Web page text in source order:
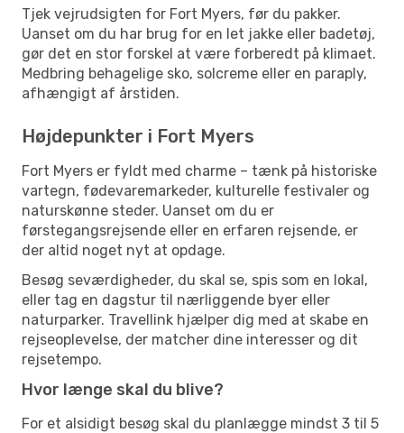
Tjek vejrudsigten for Fort Myers, før du pakker.
Uanset om du har brug for en let jakke eller badetøj,
gør det en stor forskel at være forberedt på klimaet.
Medbring behagelige sko, solcreme eller en paraply,
afhængigt af årstiden.
Højdepunkter i Fort Myers
Fort Myers er fyldt med charme – tænk på historiske
vartegn, fødevaremarkeder, kulturelle festivaler og
naturskønne steder. Uanset om du er
førstegangsrejsende eller en erfaren rejsende, er
der altid noget nyt at opdage.
Besøg seværdigheder, du skal se, spis som en lokal,
eller tag en dagstur til nærliggende byer eller
naturparker. Travellink hjælper dig med at skabe en
rejseoplevelse, der matcher dine interesser og dit
rejsetempo.
Hvor længe skal du blive?
For et alsidigt besøg skal du planlægge mindst 3 til 5